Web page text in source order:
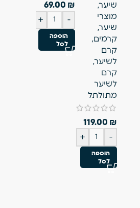
שיער,
מוצרי
שיער,
קרמים,
קרם
לשיער,
קרם
לשיער
מתולתל
119.00 ₪
-
+
הוספה
לסל
69.00 ₪
-
+
הוספה
לסל